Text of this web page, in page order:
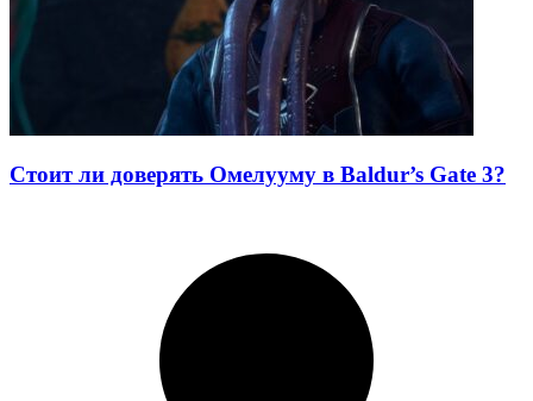
Стоит ли доверять Омелууму в Baldur’s Gate 3?